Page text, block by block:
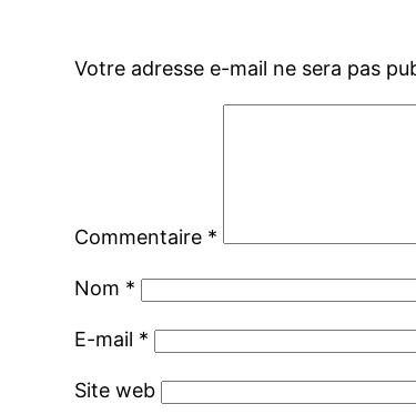
Votre adresse e-mail ne sera pas
Commentaire *
Nom *
E-mail *
Site web